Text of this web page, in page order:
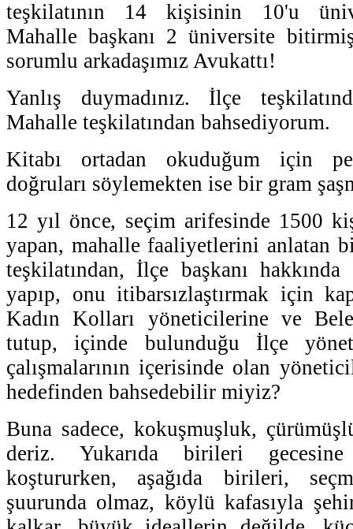
teşkilatının 14 kişisinin 10'u
Mahalle başkanı 2 üniversite
sorumlu arkadaşımız Avukattı!
Yanlış duymadınız. İlçe
Mahalle teşkilatından bahsediyorum.
Kitabı ortadan okuduğum için
doğruları söylemekten ise bir gram
12 yıl önce, seçim arifesinde 1500
yapan, mahalle faaliyetlerini anlatan
teşkilatından, İlçe başkanı
yapıp, onu itibarsızlaştırmak için
Kadın Kolları yöneticilerine ve
tutup, içinde bulunduğu İlçe
çalışmalarının içerisinde olan
hedefinden bahsedebilir miyiz?
Buna sadece, kokuşmuşluk,
deriz. Yukarıda birileri
koştururken, aşağıda birileri,
şuurunda olmaz, köylü kafasıyla